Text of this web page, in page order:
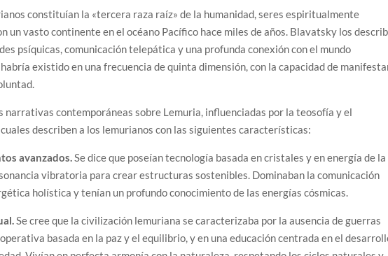
constituían la «tercera raza raíz» de la humanidad, seres espiritualmente
un vasto continente en el océano Pacífico hace miles de años. Blavatsky los
psíquicas, comunicación telepática y una profunda conexión con el mundo
existido en una frecuencia de quinta dimensión, con la capacidad de
narrativas contemporáneas sobre Lemuria, influenciadas por la teosofía y el
describen a los lemurianos con las siguientes características:
avanzados. Se dice que poseían tecnología basada en cristales y en energía de la
vibratoria para crear estructuras sostenibles. Dominaban la comunicación
holística y tenían un profundo conocimiento de las energías cósmicas.
Se cree que la civilización lemuriana se caracterizaba por la ausencia de guerras
basada en la paz y el equilibrio, y en una educación centrada en el